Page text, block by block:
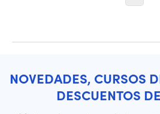
NOVEDADES, CURSOS
DESCUENTOS